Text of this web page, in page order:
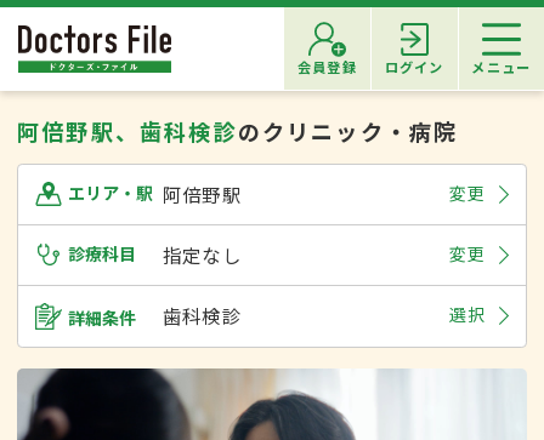
会員登録 ログイン メニュー
阿倍野駅、歯科検診のクリニック・病院
エリア・駅 阿倍野駅 変更
診療科目 指定なし 変更
詳細条件 歯科検診 選択